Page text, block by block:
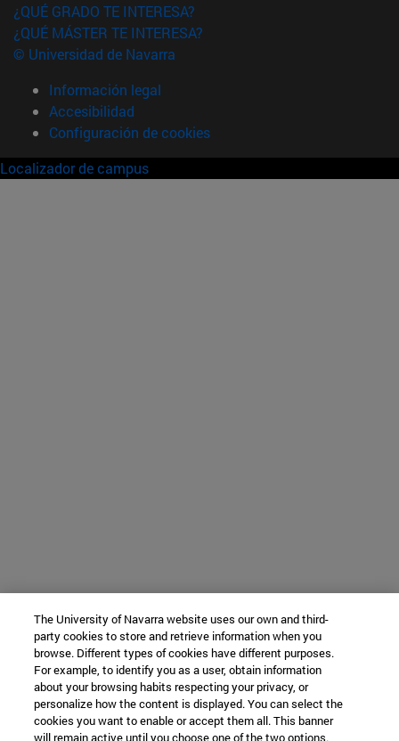
¿QUÉ GRADO TE INTERESA?
¿QUÉ MÁSTER TE INTERESA?
© Universidad de Navarra
Información legal
Accesibilidad
Configuración de cookies
Localizador de campus
The University of Navarra website uses our own and third-
party cookies to store and retrieve information when you
browse. Different types of cookies have different purposes.
For example, to identify you as a user, obtain information
about your browsing habits respecting your privacy, or
personalize how the content is displayed. You can select the
cookies you want to enable or accept them all. This banner
will remain active until you choose one of the two options.